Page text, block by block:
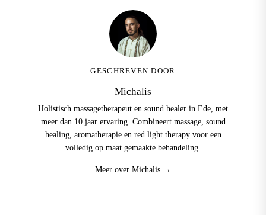
GESCHREVEN DOOR
Michalis
Holistisch massagetherapeut en sound healer in Ede, met
meer dan 10 jaar ervaring. Combineert massage, sound
healing, aromatherapie en red light therapy voor een
volledig op maat gemaakte behandeling.
Meer over Michalis →